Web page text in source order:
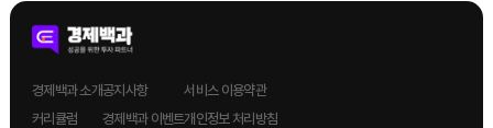
경제백과 소개
커리큘럼
공지사항
경제백과 이벤트
서비스 이용약관
개인정보 처리방침